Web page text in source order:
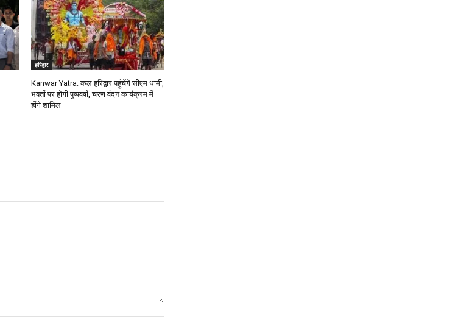
हरिद्वार
Kanwar Yatra: कल हरिद्वार पहुंचेंगे सीएम धामी,
भक्तों पर होगी पुष्पवर्षा, चरण वंदन कार्यक्रम में
होंगे शामिल